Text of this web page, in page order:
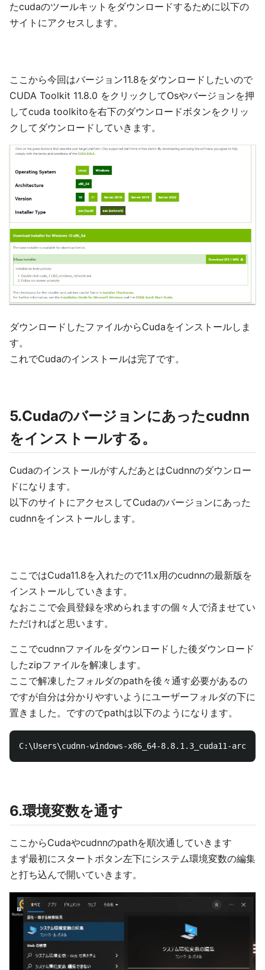
たcudaのツールキットをダウンロードするために以下の
サイトにアクセスします。
ここから今回はバージョン11.8をダウンロードしたいので
CUDA Toolkit 11.8.0 をクリックしてOsやバージョンを押
してcuda toolkitoを右下のダウンロードボタンをクリッ
クしてダウンロードしていきます。
ダウンロードしたファイルからCudaをインストールしま
す。
これでCudaのインストールは完了です。
5.Cudaのバージョンにあったcudnn
をインストールする。
CudaのインストールがすんだあとはCudnnのダウンロー
ドになります。
以下のサイトにアクセスしてCudaのバージョンにあった
cudnnをインストールします。
ここではCuda11.8を入れたので11.x用のcudnnの最新版を
インストールしていきます。
なおここで会員登録を求められますの個々人で済ませてい
ただければと思います。
ここでcudnnファイルをダウンロードした後ダウンロード
したzipファイルを解凍します。
ここで解凍したフォルダのpathを後々通す必要があるの
ですが自分は分かりやすいようにユーザーフォルダの下に
置きました。ですのでpathは以下のようになります。
6.環境変数を通す
ここからCudaやcudnnのpathを順次通していきます
まず最初にスタートボタン左下にシステム環境変数の編集
と打ち込んで開いていきます。